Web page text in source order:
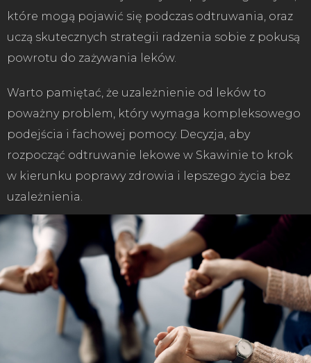
które mogą pojawić się podczas odtruwania, oraz
uczą skutecznych strategii radzenia sobie z pokusą
powrotu do zażywania leków.
Warto pamiętać, że uzależnienie od leków to
poważny problem, który wymaga kompleksowego
podejścia i fachowej pomocy. Decyzja, aby
rozpocząć odtruwanie lekowe w Skawinie to krok
w kierunku poprawy zdrowia i lepszego życia bez
uzależnienia.